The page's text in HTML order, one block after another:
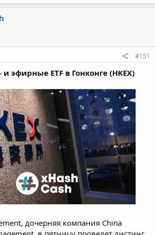
#151
эфирные ETF в Гонконге (HKEX)
дочерняя компания China